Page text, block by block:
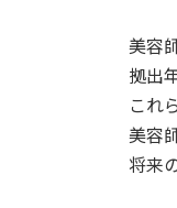
美容
拠出
これ
美容
将来